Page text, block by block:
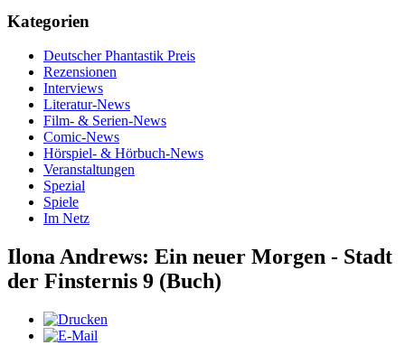
Kategorien
Deutscher Phantastik Preis
Rezensionen
Interviews
Literatur-News
Film- & Serien-News
Comic-News
Hörspiel- & Hörbuch-News
Veranstaltungen
Spezial
Spiele
Im Netz
Ilona Andrews: Ein neuer Morgen - Stadt
der Finsternis 9 (Buch)